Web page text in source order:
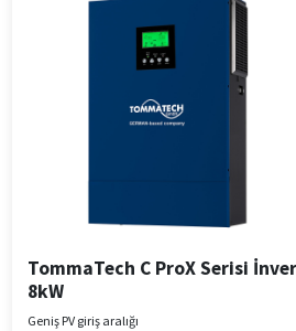
TommaTech C ProX Serisi
8kW
Geniş PV giriş aralığı